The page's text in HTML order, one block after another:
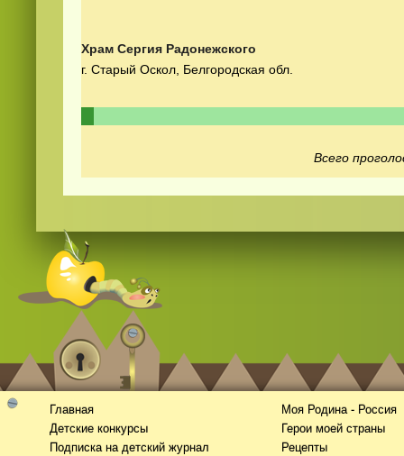
Храм Сергия Радонежского
г. Старый Оскол, Белгородская обл.
Всего
Главная
Детские конкурсы
Подписка на детский журнал
Моя Родина - Россия
Герои моей страны
Рецепты